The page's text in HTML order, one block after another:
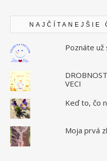
NAJČÍTANEJŠIE
Poznáte
VECI
Keď to, čo
Moja prvá